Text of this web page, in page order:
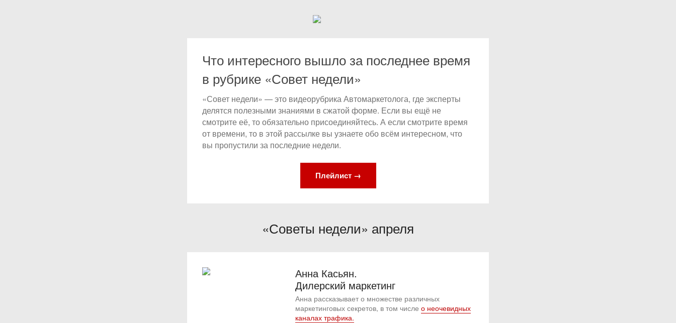
Что интересного вышло за последнее время
в рубрике «Совет недели»
«Совет недели» — это видеорубрика Автомаркетолога, где эксперты
делятся полезными знаниями в сжатой форме. Если вы ещё не
смотрите её, то обязательно присоединяйтесь. А если смотрите время
от времени, то в этой рассылке вы узнаете обо всём интересном, что
вы пропустили за последние недели.
Плейлист →
«Советы недели» апреля
Анна Касьян.
Дилерский маркетинг
Анна рассказывает о множестве различных
маркетинговых секретов, в том числе о неочевидных
каналах трафика.